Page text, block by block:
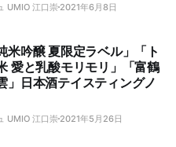
UMIO 江口崇 2021年6月8日
米吟醸 夏限定ラベル」「ト
愛と乳酸モリモリ」「富鶴
」日本酒テイスティングノ
UMIO 江口崇 2021年5月26日